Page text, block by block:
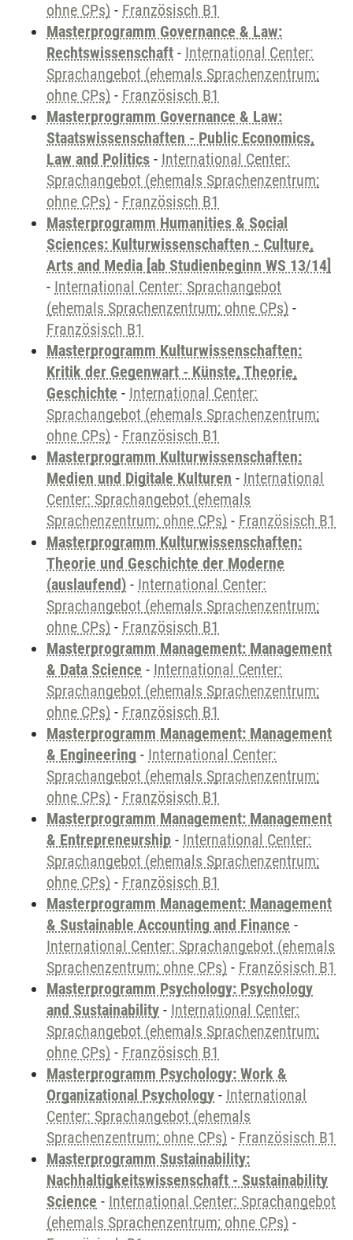
ohne CPs) - Französisch B1
Masterprogramm Governance & Law:
Rechtswissenschaft - International Center:
Sprachangebot (ehemals Sprachenzentrum;
ohne CPs) - Französisch B1
Masterprogramm Governance & Law:
Staatswissenschaften - Public Economics,
Law and Politics - International Center:
Sprachangebot (ehemals Sprachenzentrum;
ohne CPs) - Französisch B1
Masterprogramm Humanities & Social
Sciences: Kulturwissenschaften - Culture,
Arts and Media [ab Studienbeginn WS 13/14]
- International Center: Sprachangebot
(ehemals Sprachenzentrum; ohne CPs) -
Französisch B1
Masterprogramm Kulturwissenschaften:
Kritik der Gegenwart - Künste, Theorie,
Geschichte - International Center:
Sprachangebot (ehemals Sprachenzentrum;
ohne CPs) - Französisch B1
Masterprogramm Kulturwissenschaften:
Medien und Digitale Kulturen - International
Center: Sprachangebot (ehemals
Sprachenzentrum; ohne CPs) - Französisch B1
Masterprogramm Kulturwissenschaften:
Theorie und Geschichte der Moderne
(auslaufend) - International Center:
Sprachangebot (ehemals Sprachenzentrum;
ohne CPs) - Französisch B1
Masterprogramm Management: Management
& Data Science - International Center:
Sprachangebot (ehemals Sprachenzentrum;
ohne CPs) - Französisch B1
Masterprogramm Management: Management
& Engineering - International Center:
Sprachangebot (ehemals Sprachenzentrum;
ohne CPs) - Französisch B1
Masterprogramm Management: Management
& Entrepreneurship - International Center:
Sprachangebot (ehemals Sprachenzentrum;
ohne CPs) - Französisch B1
Masterprogramm Management: Management
& Sustainable Accounting and Finance -
International Center: Sprachangebot (ehemals
Sprachenzentrum; ohne CPs) - Französisch B1
Masterprogramm Psychology: Psychology
and Sustainability - International Center:
Sprachangebot (ehemals Sprachenzentrum;
ohne CPs) - Französisch B1
Masterprogramm Psychology: Work &
Organizational Psychology - International
Center: Sprachangebot (ehemals
Sprachenzentrum; ohne CPs) - Französisch B1
Masterprogramm Sustainability:
Nachhaltigkeitswissenschaft - Sustainability
Science - International Center: Sprachangebot
(ehemals Sprachenzentrum; ohne CPs) -